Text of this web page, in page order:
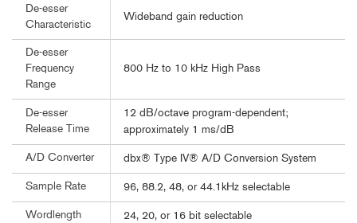
De-esser
Characteristic
Wideband gain reduction
De-esser
Frequency
Range
800 Hz to 10 kHz High Pass
De-esser
Release Time
12 dB/octave program-dependent;
approximately 1 ms/dB
A/D Converter dbx® Type IV® A/D Conversion System
Sample Rate 96, 88.2, 48, or 44.1kHz selectable
Wordlength 24, 20, or 16 bit selectable